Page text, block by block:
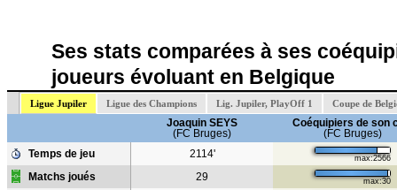
Ses stats comparées à ses
joueurs évoluant en Belgique
Ligue Jupiler Ligue des Champions Lig. Jupiler, PlayOff 1 Coupe de
Joaquin SEYS
(FC Bruges)
Coéquipiers de son
(FC Bruges)
Temps de jeu
2114' max:2566
Matchs joués 29 max:30